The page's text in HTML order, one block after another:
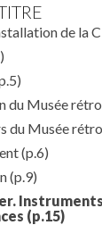
de la
du Musée
du Musée
(p.6)
(p.9)
(p.15)